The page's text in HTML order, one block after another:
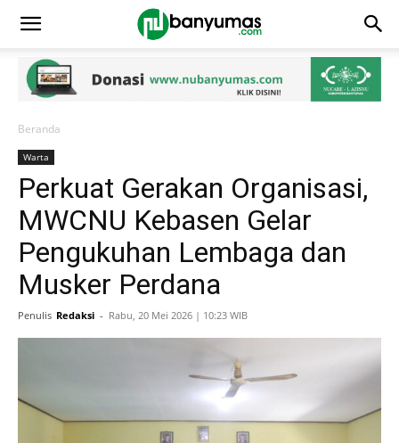
Beranda
Warta
Perkuat Gerakan Organisasi,
MWCNU Kebasen Gelar
Pengukuhan Lembaga dan
Musker Perdana
Penulis Redaksi - Rabu, 20 Mei 2026 | 10:23 WIB